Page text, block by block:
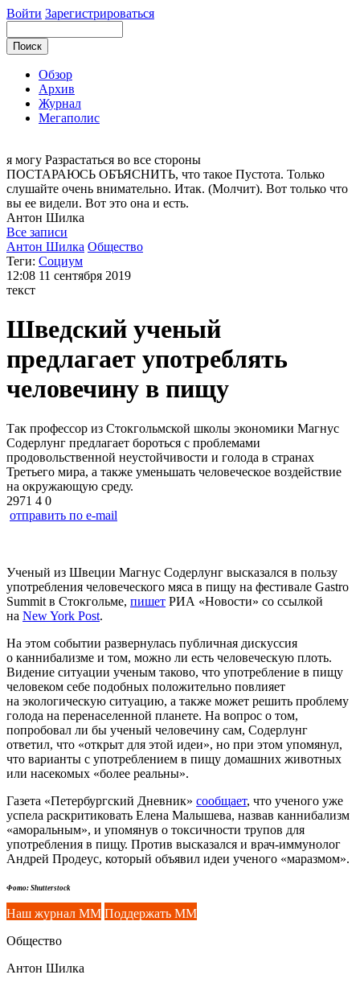
Войти Зарегистрироваться
Обзор
Архив
Журнал
Мегаполис
я могу Разрастаться во все стороны
ПОСТАРАЮСЬ ОБЪЯСНИТЬ, что такое Пустота. Только
слушайте очень внимательно. Итак. (Молчит). Вот только что
вы ее видели. Вот это она и есть.
Антон Шилка
Все записи
Антон Шилка Общество
Теги: Социум
12:08 11 сентября 2019
текст
Шведский ученый
предлагает употреблять
человечину в пищу
Так профессор из Стокгольмской школы экономики Магнус
Содерлунг предлагает бороться с проблемами
продовольственной неустойчивости и голода в странах
Третьего мира, а также уменьшать человеческое воздействие
на окружающую среду.
2971 4 0
отправить по e-mail
Ученый из Швеции Магнус Содерлунг высказался в пользу
употребления человеческого мяса в пищу на фестивале Gastro
Summit в Стокгольме, пишет РИА «Новости» со ссылкой
на New York Post.
На этом событии развернулась публичная дискуссия
о каннибализме и том, можно ли есть человеческую плоть.
Видение ситуации ученым таково, что употребление в пищу
человеком себе подобных положительно повлияет
на экологическую ситуацию, а также может решить проблему
голода на перенаселенной планете. На вопрос о том,
попробовал ли бы ученый человечину сам, Содерлунг
ответил, что «открыт для этой идеи», но при этом упомянул,
что варианты с употреблением в пищу домашних животных
или насекомых «более реальны».
Газета «Петербургский Дневник» сообщает, что ученого уже
успела раскритиковать Елена Малышева, назвав каннибализм
«аморальным», и упомянув о токсичности трупов для
употребления в пищу. Против высказался и врач-иммунолог
Андрей Продеус, который объявил идеи ученого «маразмом».
Фото: Shutterstock
Наш журнал ММ Поддержать ММ
Общество
Антон Шилка